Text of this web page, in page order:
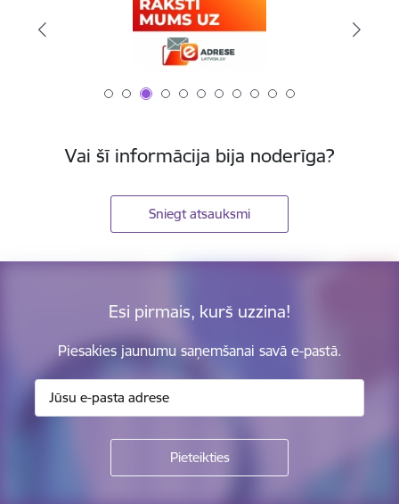
Vai šī informācija bija noderīga?
Sniegt atsauksmi
Esi pirmais, kurš uzzina!
Piesakies jaunumu saņemšanai savā e-pastā.